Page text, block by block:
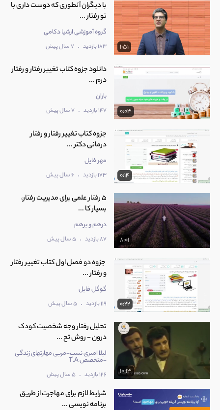
1:51
با دیگران آنطوری که دوست داری با
تو رفتار ...
گروه آموزشی ارشیا دکامی
183 بازدید . 7 سال پیش
0:03
دانلود جزوه کتاب تغییر رفتار و رفتار
درم ...
باران
147 بازدید . 7 سال پیش
0:14
جزوه کتاب تغییر رفتار و رفتار
درمانی دکتر ...
مهر فایل
173 بازدید . 6 سال پیش
8:01
5 رفتار علمی برای مدیریت رفتار،
بسیار کا ...
درهم و برهم
87 بازدید . 5 سال پیش
0:22
جزوه دو فصل اول کتاب تغییر رفتار
و رفتار ...
گوگل فایل
119 بازدید . 5 سال پیش
10:13
تحلیل رفتار وجه شخصیت کودک
درون - روش تح ...
لیلا امیری نسب-مربی مهارتهای زندگی
-متخصص T.A
126 بازدید . 5 سال پیش
شرایط لازم برای مهاجرت از طریق
برنامه نویسی ...